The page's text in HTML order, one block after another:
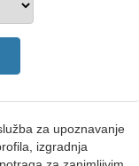
za upoznavanje
izgradnja